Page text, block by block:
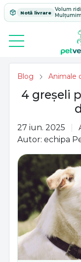
Notă livrare
Volum
Blog Animale
4 greșeli
27 iun. 2025
Autor: echipa